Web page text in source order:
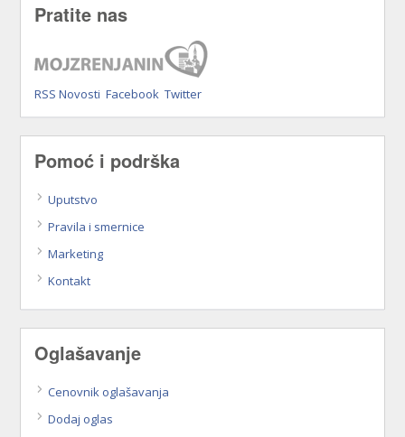
Pratite nas
RSS Novosti Facebook Twitter
Pomoć i podrška
Uputstvo
Pravila i smernice
Marketing
Kontakt
Oglašavanje
Cenovnik oglašavanja
Dodaj oglas